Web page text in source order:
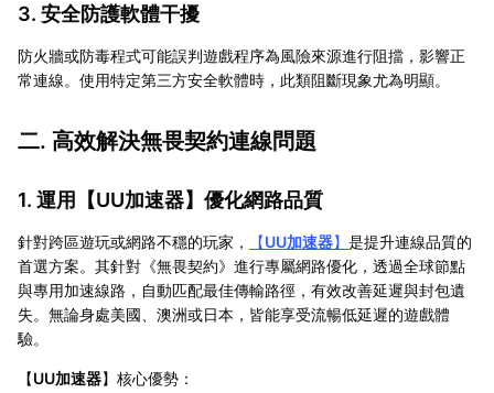
3. 安全防護軟體干擾
防火牆或防毒程式可能誤判遊戲程序為風險來源進行阻擋，影響正
常連線。使用特定第三方安全軟體時，此類阻斷現象尤為明顯。
二. 高效解決無畏契約連線問題
1. 運用【UU加速器】優化網路品質
針對跨區遊玩或網路不穩的玩家， 【UU加速器】 是提升連線品質的
首選方案。其針對《無畏契約》進行專屬網路優化，透過全球節點
與專用加速線路，自動匹配最佳傳輸路徑，有效改善延遲與封包遺
失。無論身處美國、澳洲或日本，皆能享受流暢低延遲的遊戲體
驗。
【UU加速器】核心優勢：